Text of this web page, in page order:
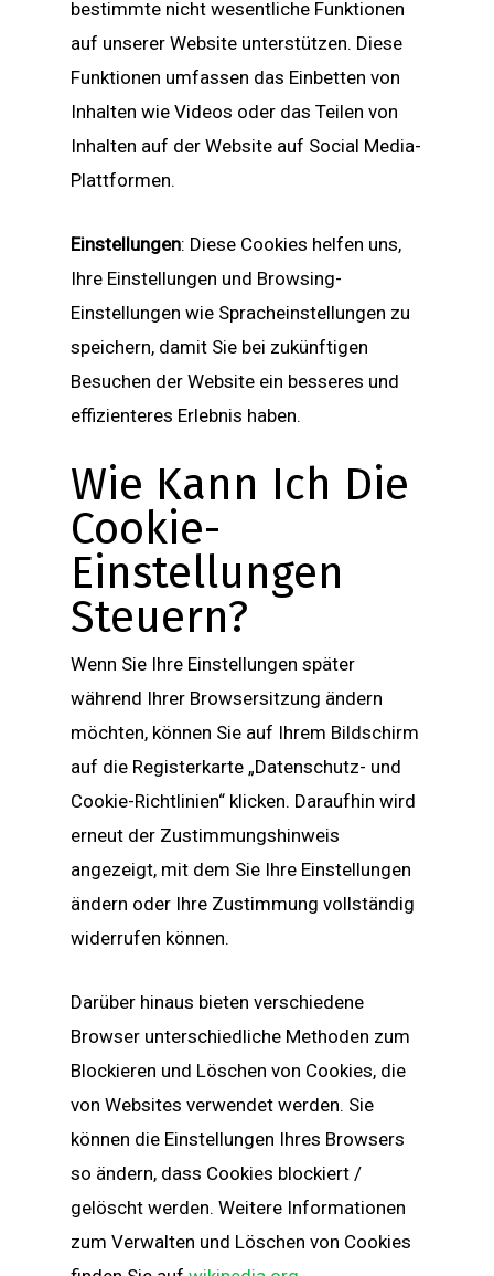
bestimmte nicht wesentliche Funktionen
auf unserer Website unterstützen. Diese
Funktionen umfassen das Einbetten von
Inhalten wie Videos oder das Teilen von
Inhalten auf der Website auf Social Media-
Plattformen.
Einstellungen: Diese Cookies helfen uns,
Ihre Einstellungen und Browsing-
Einstellungen wie Spracheinstellungen zu
speichern, damit Sie bei zukünftigen
Besuchen der Website ein besseres und
effizienteres Erlebnis haben.
Wie Kann Ich Die
Cookie-
Einstellungen
Steuern?
Wenn Sie Ihre Einstellungen später
während Ihrer Browsersitzung ändern
möchten, können Sie auf Ihrem Bildschirm
auf die Registerkarte „Datenschutz- und
Cookie-Richtlinien“ klicken. Daraufhin wird
erneut der Zustimmungshinweis
angezeigt, mit dem Sie Ihre Einstellungen
ändern oder Ihre Zustimmung vollständig
widerrufen können.
Darüber hinaus bieten verschiedene
Browser unterschiedliche Methoden zum
Blockieren und Löschen von Cookies, die
von Websites verwendet werden. Sie
können die Einstellungen Ihres Browsers
so ändern, dass Cookies blockiert /
gelöscht werden. Weitere Informationen
zum Verwalten und Löschen von Cookies